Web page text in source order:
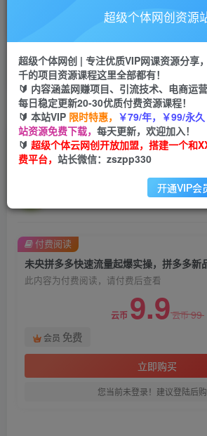
会员专属推广链接
挂机
项目
脚本卡密
首页 创业课程 会员免费 正文
未央拼多多快速流量起爆实操，
爆实操，看完不走弯路
此内容为付费阅读，请付费后查看
云币 9.9云币99
会员 免费
立即购买
您当前未登录！建议登陆后
付费阅读
超级个体网创资源
超级个体网创 | 专注优质VIP网课资源分享
千的项目资源课程这里全部都有！
🔰 内容涵盖网赚项目、引流技术、电商运
每日稳定更新20-30优质付费资源课程！
🔰 本站VIP 限时特惠， ￥79/年，￥99/永久
站资源免费下载， 每天更新，欢迎加入！
🔰 超级个体云网创开放加盟，搭建一个和
费平台， 站长微信：zszpp330
开通VIP会